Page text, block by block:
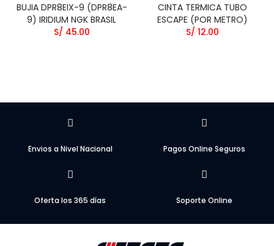
BUJIA DPR8EIX-9 (DPR8EA-
9) IRIDIUM NGK BRASIL
S/ 45.00
CINTA TERMICA TUBO
ESCAPE (POR METRO)
S/ 12.00
Envios a Nivel Nacional Pagos Online Seguros
Oferta los 365 días Soporte Online